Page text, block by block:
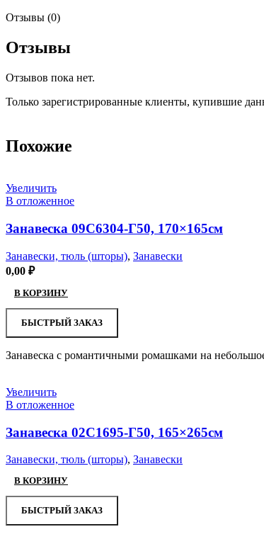
Отзывы (0)
Отзывы
Отзывов пока нет.
Только зарегистрированные клиенты, купившие
Похожие
Увеличить
В отложенное
Занавеска 09С6304-Г50, 170×165см
Занавески, тюль (шторы), Занавески
0,00 ₽
В КОРЗИНУ
БЫСТРЫЙ ЗАКАЗ
Занавеска с романтичными ромашками на
Увеличить
В отложенное
Занавеска 02С1695-Г50, 165×265см
Занавески, тюль (шторы), Занавески
В КОРЗИНУ
БЫСТРЫЙ ЗАКАЗ